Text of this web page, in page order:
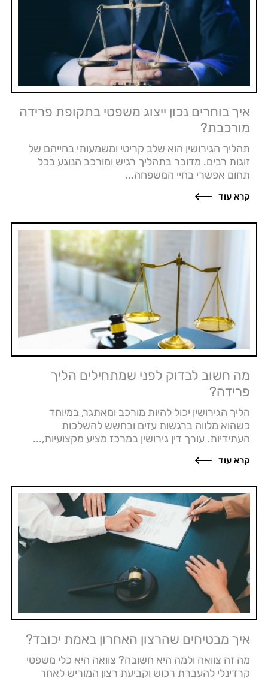
איך בוחרים נכון ייצוג משפטי בתקופת פרידה
מורכבת?
תהליך הגירושין הוא שלב קריטי ומשמעותי בחייהם של
זוגות רבים. מדובר בתהליך רגיש ומורכב הנוגע בכל
תחום אפשרי בחיי המשפחה...
קרא עוד
מה חשוב לבדוק לפני שמתחילים הליך
פרידה?
הליך הגירושין יכול להיות מורכב ומאתגר, במיוחד
כשהוא מלווה ברגשות עזים ובחשש להשלכות
העתידיות. עורך דין גירושין במרכז מציע מקצועיות,...
קרא עוד
איך מבטיחים שהרצון האחרון באמת יכובד?
מה זה צוואה ולמה היא חשובה? צוואה היא כלי משפטי
קרדינלי להעברת רכוש וקביעת רצון המוריש לאחר